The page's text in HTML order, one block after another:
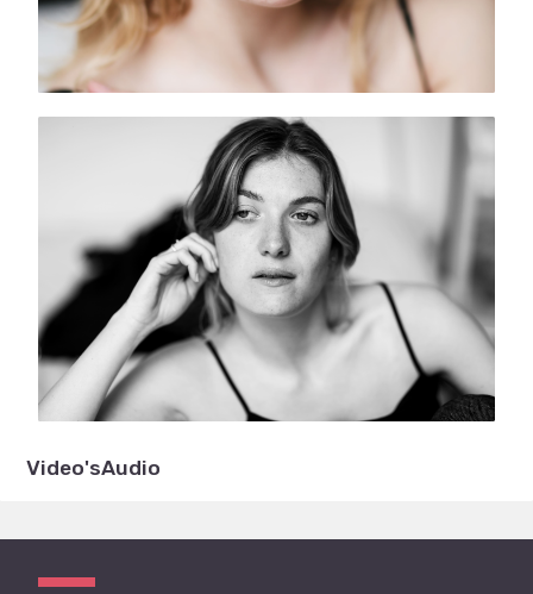
Video'sAudio